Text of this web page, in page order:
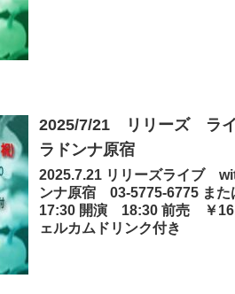
2025/7/21 リリーズ
ラドンナ原宿
2025.7.21 リリーズライブ
ンナ原宿 03-5775-6775
17:30 開演 18:30 前売 ￥
ェルカムドリンク付き